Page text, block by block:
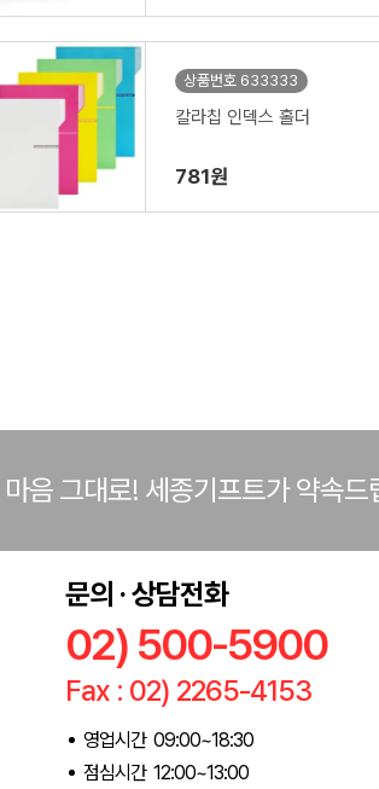
상품번호 633333
칼라칩 인덱스 홀더
781원
음 그대로! 세종기프트가 약속드
문의 · 상담전화
02) 500-5900
Fax : 02) 2265-4153
영업시간 09:00~18:30
점심시간 12:00~13:00